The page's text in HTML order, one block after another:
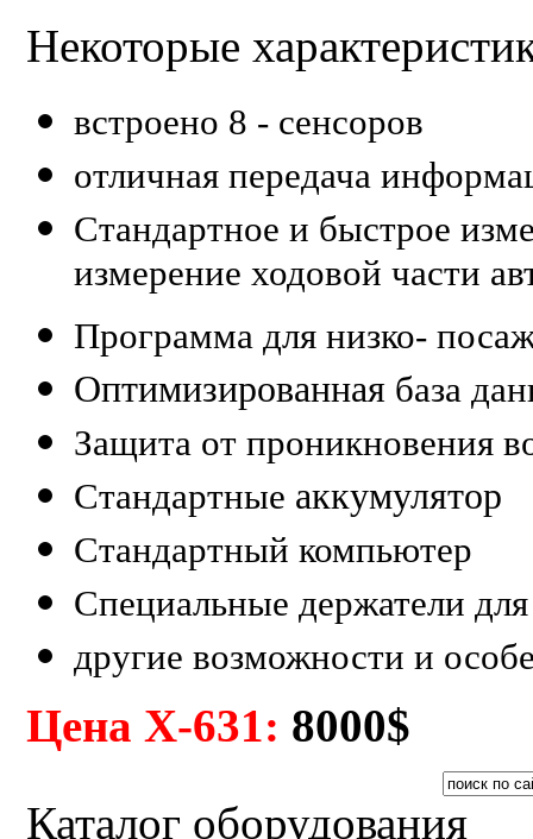
Некоторые
встроено 8 - сенсоров
отличная передача
Стандартное и быстрое
измерение ходовой части
Программа для низко-
Оптимизированная база
Защита от проникновения
Стандартные аккумулятор
Стандартный компьютер
Специальные держатели
другие возможности и
Цена X-631: 8000$
Каталог оборудования